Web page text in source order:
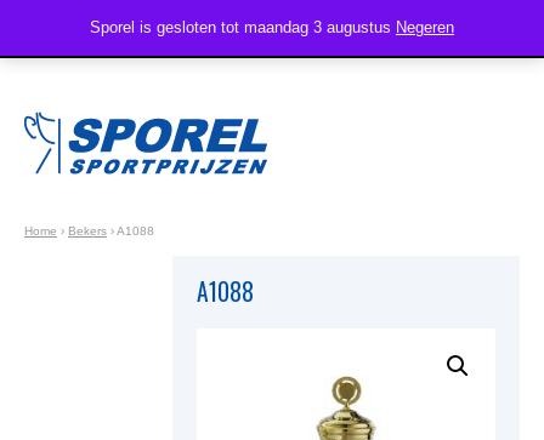
Home › Bekers ›A1088
A1088
Sporel is gesloten tot maandag 3 augustus Negeren